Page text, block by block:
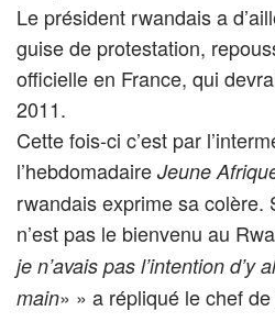
Le président rwandais a
guise de protestation,
officielle en France, qui
2011.
Cette fois-ci c’est par
l’hebdomadaire Jeune
rwandais exprime sa colère.
n’est pas le bienvenu au
je n’avais pas l’intention d’y
main» » a répliqué le chef